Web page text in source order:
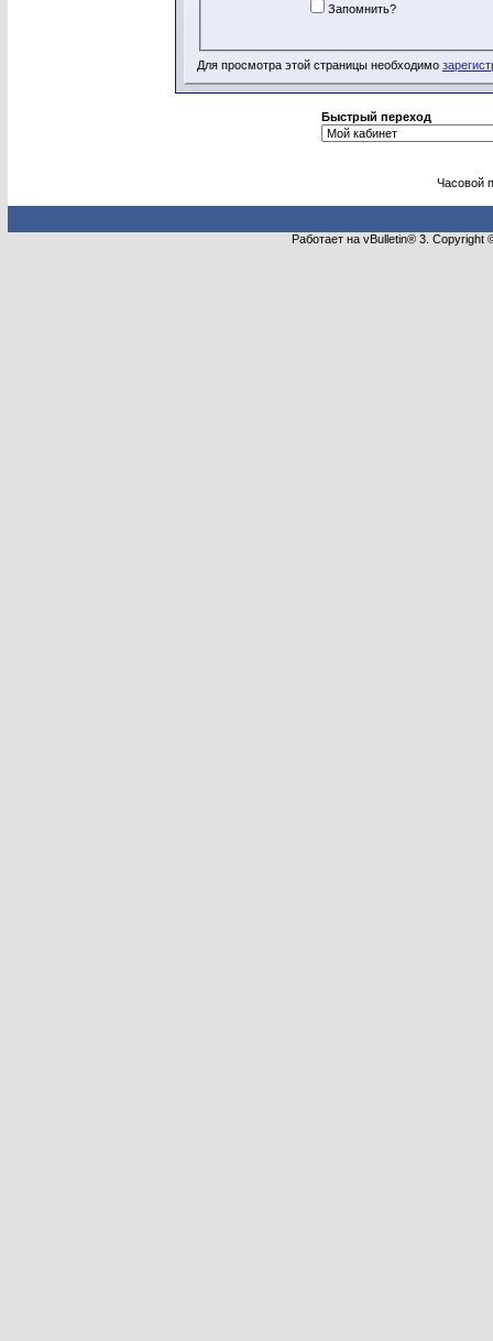
Запомнить?
Для просмотра этой страницы необходимо
Быстрый переход
Часовой
Работает на vBulletin® 3.